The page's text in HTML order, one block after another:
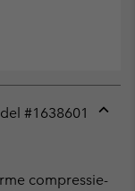
#1638601
compressie-